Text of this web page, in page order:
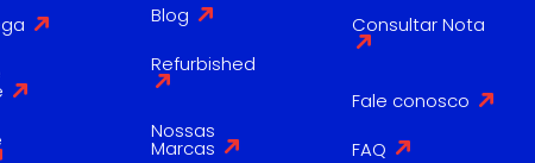
Blog
Refurbished
Nossas
Marcas
Consultar Nota
Fale conosco
FAQ